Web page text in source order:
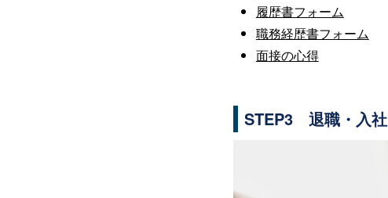
履歴書フォーム
職務経歴書フォーム
面接の心得
STEP3 退職・入社